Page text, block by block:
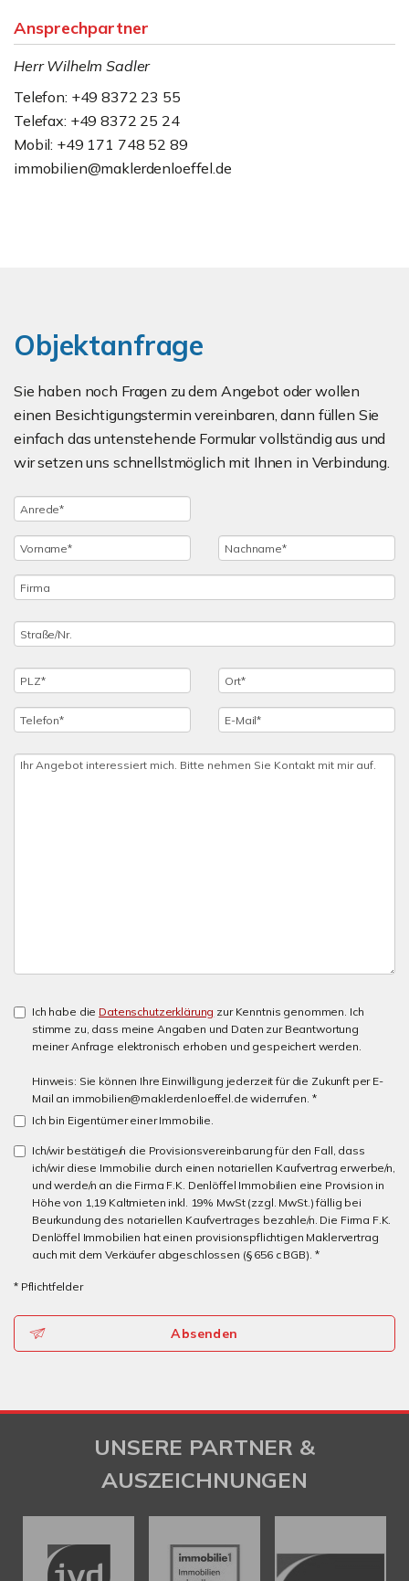
Ansprechpartner
Herr Wilhelm Sadler
Telefon: +49 8372 23 55
Telefax: +49 8372 25 24
Mobil: +49 171 748 52 89
immobilien@maklerdenloeffel.de
Objektanfrage
Sie haben noch Fragen zu dem Angebot oder wollen
einen Besichtigungstermin vereinbaren, dann füllen Sie
einfach das untenstehende Formular vollständig aus und
wir setzen uns schnellstmöglich mit Ihnen in Verbindung.
Ich habe die Datenschutzerklärung zur Kenntnis genommen. Ich
stimme zu, dass meine Angaben und Daten zur Beantwortung
meiner Anfrage elektronisch erhoben und gespeichert werden.
Hinweis: Sie können Ihre Einwilligung jederzeit für die Zukunft per E-
Mail an immobilien@maklerdenloeffel.de widerrufen. *
Ich bin Eigentümer einer Immobilie.
Ich/wir bestätige/n die Provisionsvereinbarung für den Fall, dass
ich/wir diese Immobilie durch einen notariellen Kaufvertrag erwerbe/n,
und werde/n an die Firma F.K. Denlöffel Immobilien eine Provision in
Höhe von 1,19 Kaltmieten inkl. 19% MwSt (zzgl. MwSt.) fällig bei
Beurkundung des notariellen Kaufvertrages bezahle/n. Die Firma F.K.
Denlöffel Immobilien hat einen provisionspflichtigen Maklervertrag
auch mit dem Verkäufer abgeschlossen (§ 656 c BGB). *
* Pflichtfelder
Absenden
UNSERE PARTNER &
AUSZEICHNUNGEN